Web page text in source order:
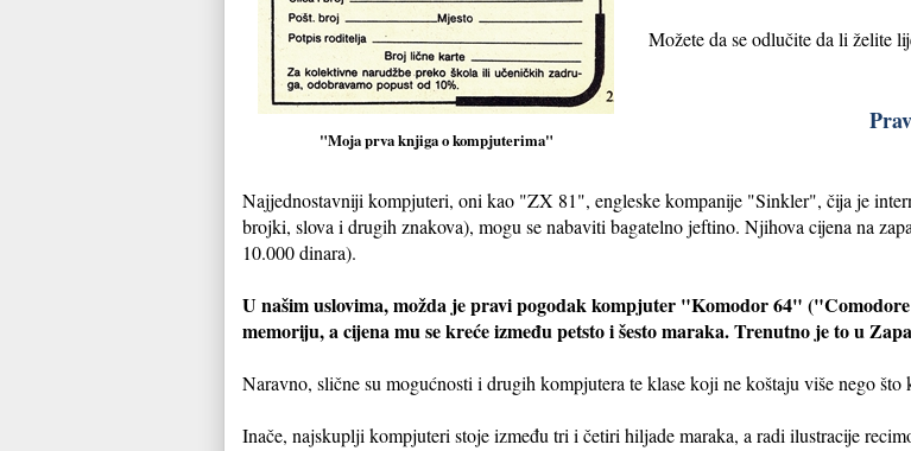
"Moja prva knjiga o kompjuterima"
Možete da se odlučite da li želite
Najjednostavniji kompjuteri, oni kao "ZX 81", engleske kompanije "Sinkler", čija je
brojki, slova i drugih znakova), mogu se nabaviti bagatelno jeftino. Njihova cijena na
10.000 dinara).
U našim uslovima, možda je pravi pogodak kompjuter "Komodor 64"
memoriju, a cijena mu se kreće između petsto i šesto maraka. Trenutno je to u
Naravno, slične su mogućnosti i drugih kompjutera te klase koji ne koštaju više nego
Inače, najskuplji kompjuteri stoje između tri i četiri hiljade maraka, a radi ilustracije